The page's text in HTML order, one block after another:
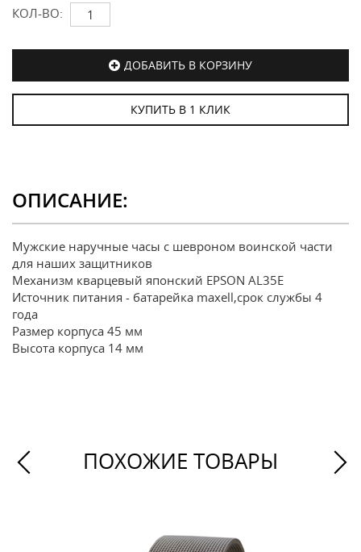
КОЛ-ВО:
ДОБАВИТЬ В КОРЗИНУ
КУПИТЬ В 1 КЛИК
ОПИСАНИЕ:
Мужские наручные часы с шевроном воинской части
для наших защитников
Механизм кварцевый японский EPSON AL35E
Источник питания - батарейка maxell,срок службы 4
года
Размер корпуса 45 мм
Высота корпуса 14 мм
ПОХОЖИЕ ТОВАРЫ